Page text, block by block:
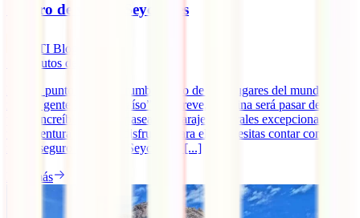
Seguro de viaje a Seychelles
IATI Blog
minutos de lectura
Estás a punto de poner rumbo a uno de esos lugares del mundo que
mucha gente llama “paraíso”. En breve, tu rutina será pasar de una
playa increíble a otra y pasear en parajes naturales excepcionales. Es
una aventura 100% de disfrute y para ello necesitas contar con el
mejor seguro de viaje a Seychelles [...]
Leer más